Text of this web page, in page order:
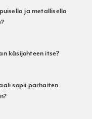
ja metallisella
käsijohteen itse?
sopii parhaiten